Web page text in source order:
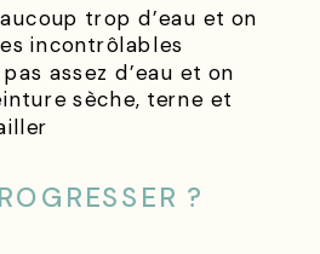
trop d’eau et on
incontrôlables
assez d’eau et on
sèche, terne et
?